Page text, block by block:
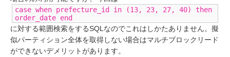
case when prefecture_id in (13, 23, 27, 40) then
order_date end
に対する範囲検索をするSQLなのでこれはしかたありません。擬
似パーティション全体を取得しない場合はマルチブロックリード
ができないデメリットがあります。